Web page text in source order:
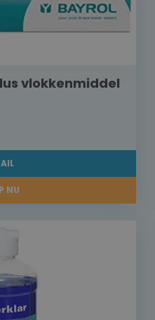
vlokkenmiddel
NU